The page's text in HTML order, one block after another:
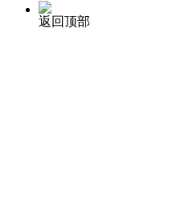
返回顶部